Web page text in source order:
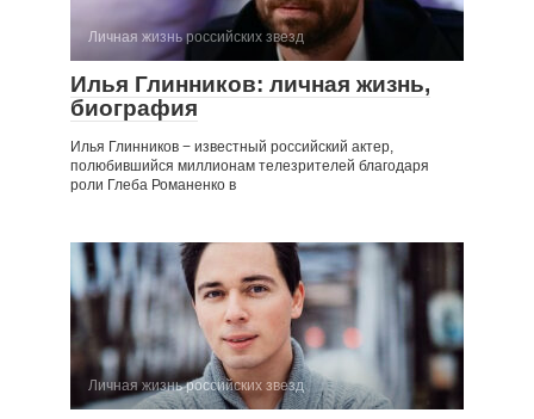
Личная жизнь российских звезд
Илья Глинников: личная жизнь,
биография
Илья Глинников − известный российский актер,
полюбившийся миллионам телезрителей благодаря
роли Глеба Романенко в
Личная жизнь российских звезд